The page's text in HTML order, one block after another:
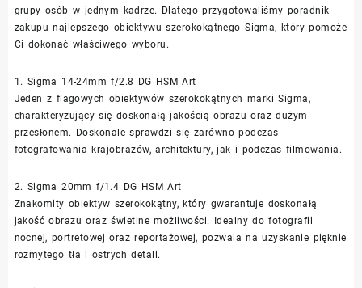
grupy osób w jednym kadrze. Dlatego przygotowaliśmy poradnik
zakupu najlepszego obiektywu szerokokątnego Sigma, który pomoże
Ci dokonać właściwego wyboru.
1. Sigma 14-24mm f/2.8 DG HSM Art
Jeden z flagowych obiektywów szerokokątnych marki Sigma,
charakteryzujący się doskonałą jakością obrazu oraz dużym
przesłonem. Doskonale sprawdzi się zarówno podczas
fotografowania krajobrazów, architektury, jak i podczas filmowania.
2. Sigma 20mm f/1.4 DG HSM Art
Znakomity obiektyw szerokokątny, który gwarantuje doskonałą
jakość obrazu oraz świetlne możliwości. Idealny do fotografii
nocnej, portretowej oraz reportażowej, pozwala na uzyskanie pięknie
rozmytego tła i ostrych detali.